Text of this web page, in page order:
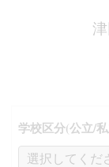
学校区分(公立/